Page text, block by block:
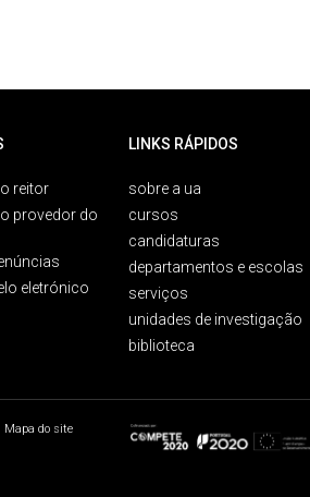
reitor
provedor do
eletrónico
LINKS RÁPIDOS
sobre a ua
cursos
candidaturas
departamentos e escolas
serviços
unidades de investigação
biblioteca
Mapa do site